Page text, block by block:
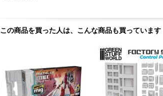
この商品を買った人は、こんな商品も買っています